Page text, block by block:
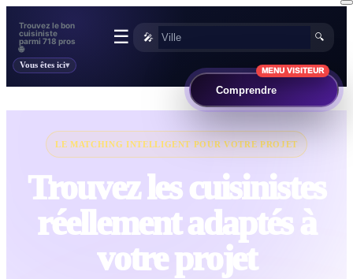
Trouvez le bon
cuisiniste
parmi 718 pros
🌐
🎤 🔍
☰
Vous êtes ici
LE MATCHING INTELLIGENT POUR VOTRE PROJET
Trouvez les cuisinistes
réellement adaptés à
votre projet
MENU VISITEUR
Comprendre